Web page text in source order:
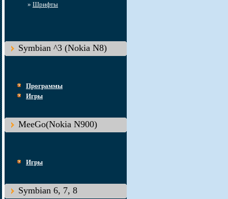
» Шрифты
Symbian ^3 (Nokia N8)
Программы
Игры
MeeGo(Nokia N900)
Игры
Symbian 6, 7, 8